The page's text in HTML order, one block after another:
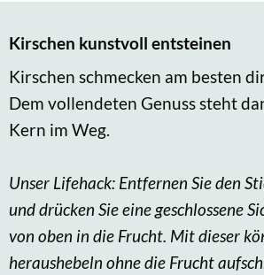
Kirschen kunstvoll entsteinen
Kirschen schmecken am besten
Dem vollendeten Genuss steht
Kern im Weg.
Unser Lifehack: Entfernen Sie den
und drücken Sie eine geschlossene
von oben in die Frucht. Mit dieser
heraushebeln ohne die Frucht